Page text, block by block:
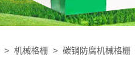
> 机械格栅 > 碳钢防腐机械格栅